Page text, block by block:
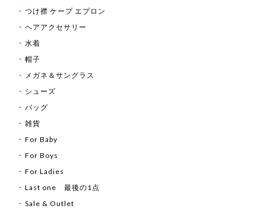
つけ襟 ケープ エプロン
ヘアアクセサリー
水着
帽子
メガネ＆サングラス
シューズ
バッグ
雑貨
For Baby
For Boys
For Ladies
Last one 最後の1点
Sale & Outlet